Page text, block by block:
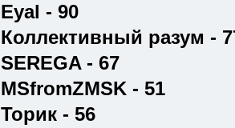
Eyal - 90
Коллективный разум -
SEREGA - 67
MSfromZMSK - 51
Торик - 56